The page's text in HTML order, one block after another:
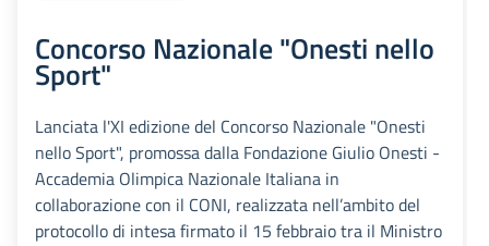
Concorso Nazionale "Onesti nello
Sport"
Lanciata l'XI edizione del Concorso Nazionale "Onesti
nello Sport", promossa dalla Fondazione Giulio Onesti -
Accademia Olimpica Nazionale Italiana in
collaborazione con il CONI, realizzata nell’ambito del
protocollo di intesa firmato il 15 febbraio tra il Ministro